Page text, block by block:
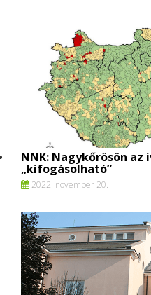
NNK: Nagykőrösön az
„kifogásolható”
2022. november 20.